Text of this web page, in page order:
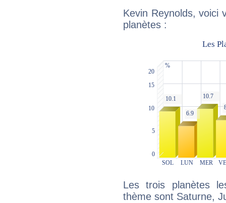
Kevin Reynolds, voici
planètes :
Les trois planètes
thème sont Saturne,